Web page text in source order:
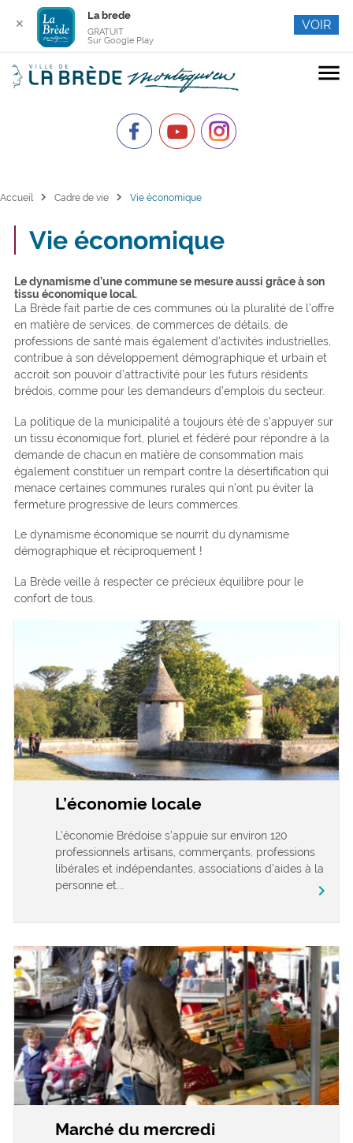
menu
Accueil chevron_right Cadre de vie chevron_right Vie économique
Vie économique
Le dynamisme d’une commune se mesure aussi grâce à son
tissu économique local.
La Brède fait partie de ces communes où la pluralité de l’offre
en matière de services, de commerces de détails, de
professions de santé mais également d’activités industrielles,
contribue à son développement démographique et urbain et
accroit son pouvoir d’attractivité pour les futurs résidents
brédois, comme pour les demandeurs d’emplois du secteur.
La politique de la municipalité a toujours été de s’appuyer sur
un tissu économique fort, pluriel et fédéré pour répondre à la
demande de chacun en matière de consommation mais
également constituer un rempart contre la désertification qui
menace certaines communes rurales qui n’ont pu éviter la
fermeture progressive de leurs commerces.
Le dynamisme économique se nourrit du dynamisme
démographique et réciproquement !
La Brède veille à respecter ce précieux équilibre pour le
confort de tous.
L’économie locale
L’économie Brédoise s’appuie sur environ 120
professionnels artisans, commerçants, professions
libérales et indépendantes, associations d’aides à la
personne et...
chevron_right
Marché du mercredi
✕
La brede
GRATUIT
Sur Google Play
VOIR